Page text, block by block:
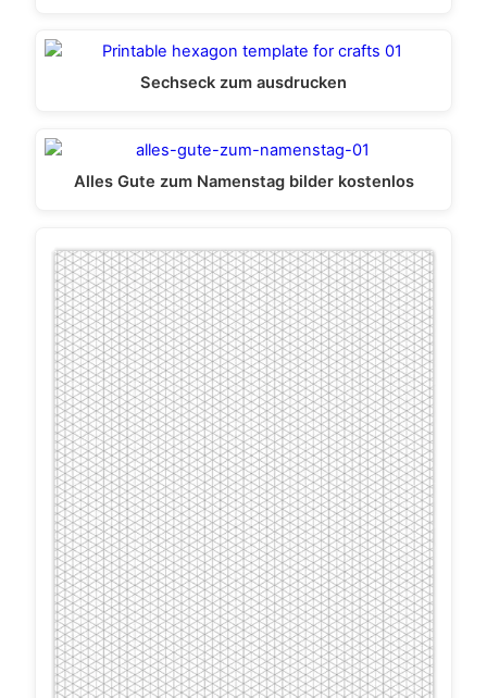
Sechseck zum ausdrucken
Alles Gute zum Namenstag bilder kostenlos